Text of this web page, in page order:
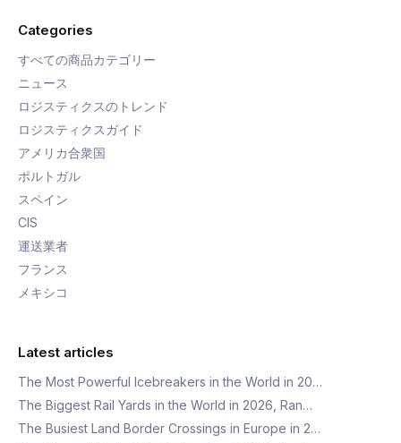
Categories
すべての商品カテゴリー
ニュース
ロジスティクスのトレンド
ロジスティクスガイド
アメリカ合衆国
ポルトガル
スペイン
CIS
運送業者
フランス
メキシコ
Latest articles
The Most Powerful Icebreakers in the World in 20…
The Biggest Rail Yards in the World in 2026, Ran…
The Busiest Land Border Crossings in Europe in 2…